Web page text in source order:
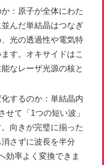
：原子が全体にわた
んだ単結晶はつなぎ
光の透過性や電気特
す。オキサイドはこ
なレーザ光源の核と
するのか：単結晶内
せて「1つの短い波」
向きが完璧に揃った
さずに波長を半分
効率よく変換できま